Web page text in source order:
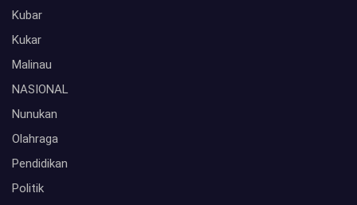
Kubar
Kukar
Malinau
NASIONAL
Nunukan
Olahraga
Pendidikan
Politik